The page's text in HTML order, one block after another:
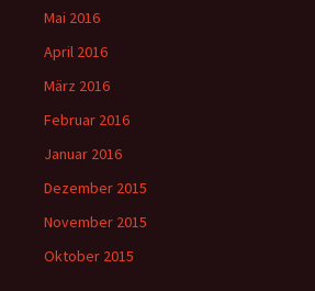
Mai 2016
April 2016
März 2016
Februar 2016
Januar 2016
Dezember 2015
November 2015
Oktober 2015